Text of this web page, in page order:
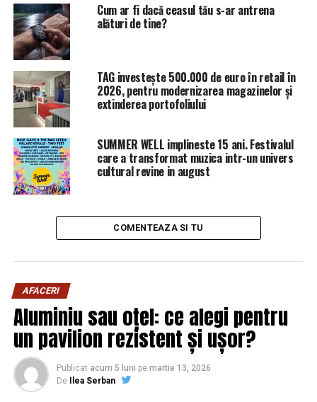
Cum ar fi dacă ceasul tău s-ar antrena
alături de tine?
TAG investește 500.000 de euro în retail în
2026, pentru modernizarea magazinelor și
extinderea portofoliului
SUMMER WELL implineste 15 ani. Festivalul
care a transformat muzica intr-un univers
cultural revine in august
COMENTEAZA SI TU
AFACERI
Aluminiu sau oțel: ce alegi pentru
un pavilion rezistent și ușor?
Publicat acum 5 luni pe martie 13, 2026
De
Ilea Serban